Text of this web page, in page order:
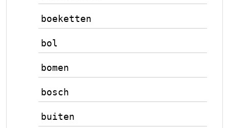
boeketten
bol
bomen
bosch
buiten